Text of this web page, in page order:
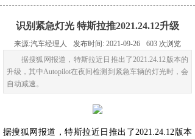
识别紧急灯光 特斯拉推2021.24.12升级
来源:汽车经理人 发布时间: 2021-09-26 603 次浏览
据搜狐网报道，特斯拉近日推出了2021.24.12版本的
升级，其中Autopilot在夜间检测到紧急车辆的灯光时，会
自动减速。
据搜狐网报道，特斯拉近日推出了2021.24.12版本